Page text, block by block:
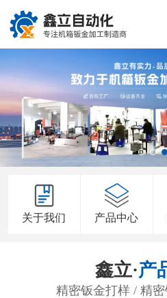
关于我们 产品中心
鑫立·产
精密钣金打样 / 精